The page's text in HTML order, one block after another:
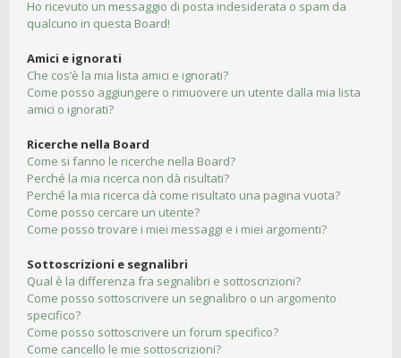
Ho ricevuto un messaggio di posta indesiderata o spam da
qualcuno in questa Board!
Amici e ignorati
Che cos’è la mia lista amici e ignorati?
Come posso aggiungere o rimuovere un utente dalla mia lista
amici o ignorati?
Ricerche nella Board
Come si fanno le ricerche nella Board?
Perché la mia ricerca non dà risultati?
Perché la mia ricerca dà come risultato una pagina vuota?
Come posso cercare un utente?
Come posso trovare i miei messaggi e i miei argomenti?
Sottoscrizioni e segnalibri
Qual è la differenza fra segnalibri e sottoscrizioni?
Come posso sottoscrivere un segnalibro o un argomento
specifico?
Come posso sottoscrivere un forum specifico?
Come cancello le mie sottoscrizioni?